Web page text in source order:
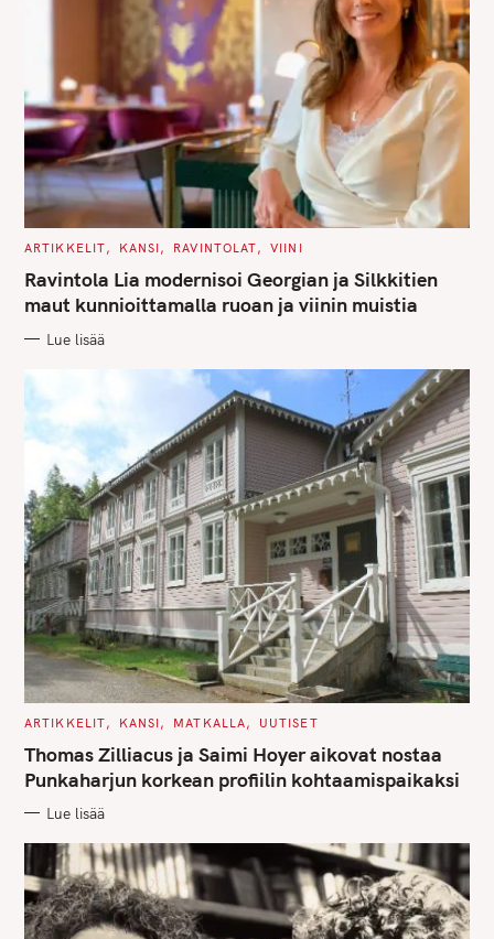
C
T
E
G
O
I
ARTIKKELIT KANSI RAVINTOLAT VIINI
Ravintola Lia modernisoi Georgian ja Silkkitien
maut kunnioittamalla ruoan ja viinin muistia
Lue lisää
C
T
E
G
O
I
S
ARTIKKELIT KANSI MATKALLA UUTISET
Thomas Zilliacus ja Saimi Hoyer aikovat nostaa
Punkaharjun korkean profiilin kohtaamispaikaksi
Lue lisää